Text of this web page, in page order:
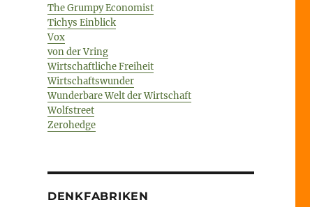
The Grumpy Economist
Tichys Einblick
Vox
von der Vring
Wirtschaftliche Freiheit
Wirtschaftswunder
Wunderbare Welt der Wirtschaft
Wolfstreet
Zerohedge
DENKFABRIKEN